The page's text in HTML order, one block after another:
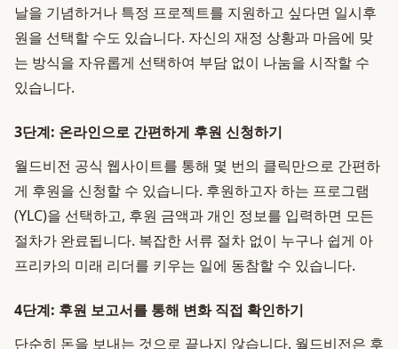
날을 기념하거나 특정 프로젝트를 지원하고 싶다면 일시후
원을 선택할 수도 있습니다. 자신의 재정 상황과 마음에 맞
는 방식을 자유롭게 선택하여 부담 없이 나눔을 시작할 수
있습니다.
3단계: 온라인으로 간편하게 후원 신청하기
월드비전 공식 웹사이트를 통해 몇 번의 클릭만으로 간편하
게 후원을 신청할 수 있습니다. 후원하고자 하는 프로그램
(YLC)을 선택하고, 후원 금액과 개인 정보를 입력하면 모든
절차가 완료됩니다. 복잡한 서류 절차 없이 누구나 쉽게 아
프리카의 미래 리더를 키우는 일에 동참할 수 있습니다.
4단계: 후원 보고서를 통해 변화 직접 확인하기
단순히 돈을 보내는 것으로 끝나지 않습니다. 월드비전은 후